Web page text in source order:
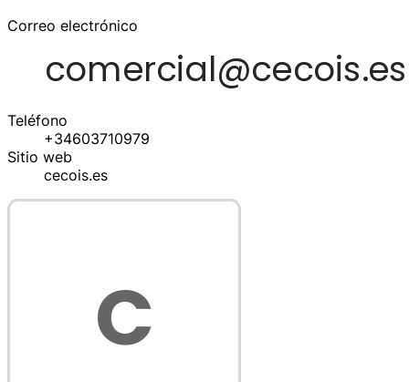
Correo electrónico
Teléfono
+34603710979
Sitio web
cecois.es